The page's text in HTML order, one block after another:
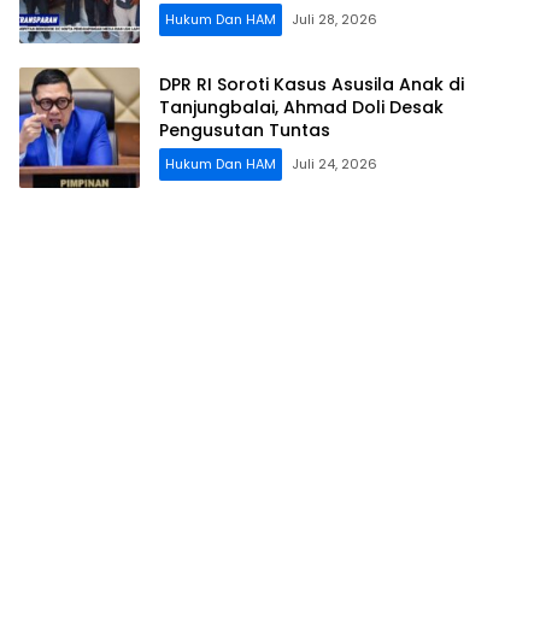
Hukum Dan HAM Juli 28, 2026
DPR RI Soroti Kasus Asusila Anak di
Tanjungbalai, Ahmad Doli Desak
Pengusutan Tuntas
Hukum Dan HAM Juli 24, 2026